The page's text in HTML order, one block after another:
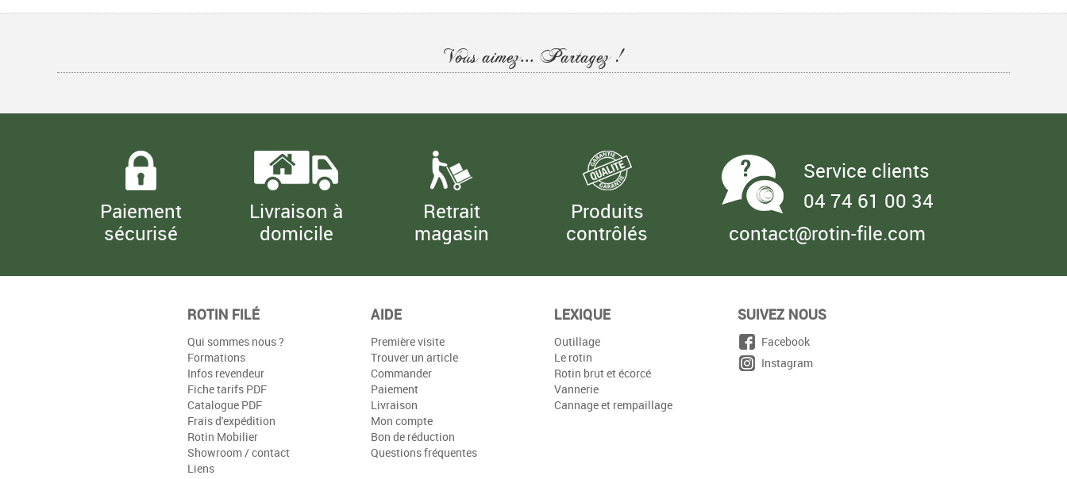
MENTHE BASILIC
€
TTC
DES ROSES
Vous aimez... Partagez !
Paiement
sécurisé
Livraison à
domicile
Retrait
magasin
Produits
contrôlés
Service clients
04 74 61 00 34
contact@rotin-file.com
ROTIN FILÉ
Qui sommes nous ?
Formations
Infos revendeur
Fiche tarifs PDF
Catalogue PDF
Frais d'expédition
Rotin Mobilier
Showroom / contact
Liens
AIDE
Première visite
Trouver un article
Commander
Paiement
Livraison
Mon compte
Bon de réduction
Questions fréquentes
LEXIQUE
Outillage
Le rotin
Rotin brut et écorcé
Vannerie
Cannage et rempaillage
SUIVEZ NOUS
Facebook
Instagram